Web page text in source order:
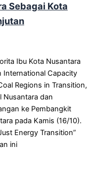
Sebagai Kota
Ibu Kota Nusantara
International Capacity
Regions in Transition,
Nusantara dan
ke Pembangkit
pada Kamis (16/10).
Energy Transition”
ini